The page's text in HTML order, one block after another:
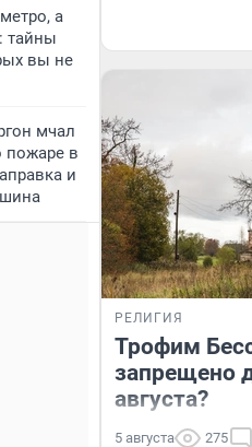
а
тайны
вы не
мчал
пожаре в
и
РЕЛИГИЯ
Трофим
запрещено
августа?
5 августа 275